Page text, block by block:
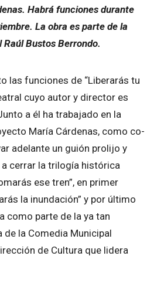
Habrá funciones durante
La obra es parte de la
Bustos Berrondo.
las funciones de “Liberarás tu
cuyo autor y director es
a él ha trabajado en la
María Cárdenas, como co-
adelante un guión prolijo y
cerrar la trilogía histórica
ese tren”, en primer
la inundación” y por último
como parte de la ya tan
de la Comedia Municipal
de Cultura que lidera